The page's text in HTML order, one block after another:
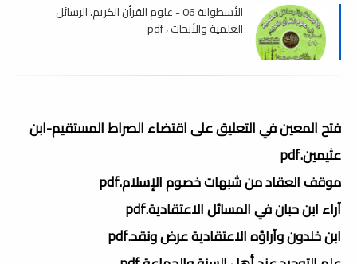
الأسطوانة 06 - علوم القرأن الكريم، الرسائل
العلمية والأبحاث ، pdf
فتح المعين في التعليق على اقتضاء الصراط المستقيم-ابن
عثيمين.pdf
موقف العقاد من شبهات خصوم الإسلام.pdf
آراء ابن حبان في المسائل الاعتقادية.pdf
ابن خلدون وآراؤه الاعتقادية عرض ونقد.pdf